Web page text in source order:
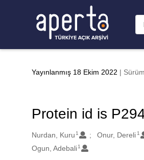
Yayınlanmış 18 Ekim 2022 |
Protein id is
Oluşturanlar
Nurdan, Kuru 1 Onur, Dereli 1
Ogun, Adebali 1